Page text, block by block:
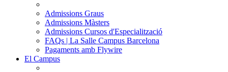
Admissions Graus
Admissions Màsters
Admissions Cursos d'Especialització
FAQs | La Salle Campus Barcelona
Pagaments amb Flywire
El Campus